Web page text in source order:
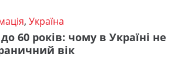
, Україна
60 років: чому в Україні не
вік